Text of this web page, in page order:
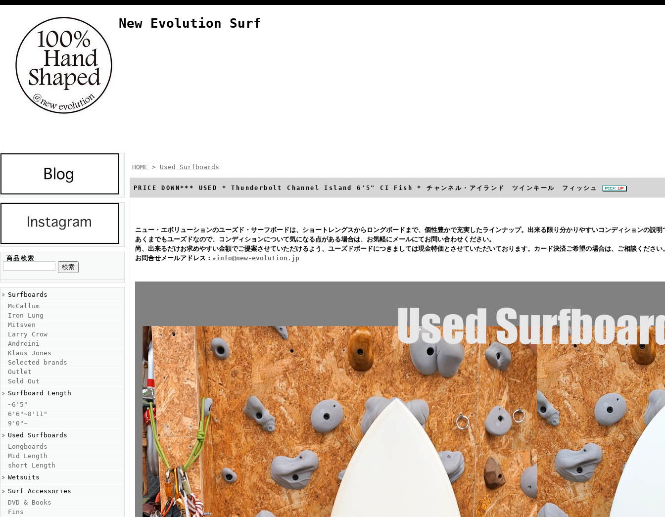
New Evolution Surf
商品検索
Surfboards
McCallum
Iron Lung
Mitsven
Larry Crow
Andreini
Klaus Jones
Selected brands
Outlet
Sold Out
Surfboard Length
~6'5"
6'6"~8'11"
9'0"~
Used Surfboards
Longboards
Mid Length
short Length
Wetsuits
Surf Accessories
DVD & Books
Fins
HOME > Used Surfboards
PRICE DOWN*** USED * Thunderbolt Channel Island 6'5" CI Fish * チャンネル・アイランド ツインキール フィッシュ
ニュー・エボリューションのユーズド・サーフボードは、ショートレングスからロングボードまで、個性豊かで充実したラインナップ。出来る限り分かりやすいコンディションの説
あくまでもユーズドなので、コンディションについて気になる点がある場合は、お気軽にメールにてお問い合わせください。
尚、出来るだけお求めやすい金額でご提案させていただけるよう、ユーズドボードにつきましては現金特価とさせていただいております。カード決済ご希望の場合は、ご相談ください
お問合せメールアドレス： ★info@new-evolution.jp